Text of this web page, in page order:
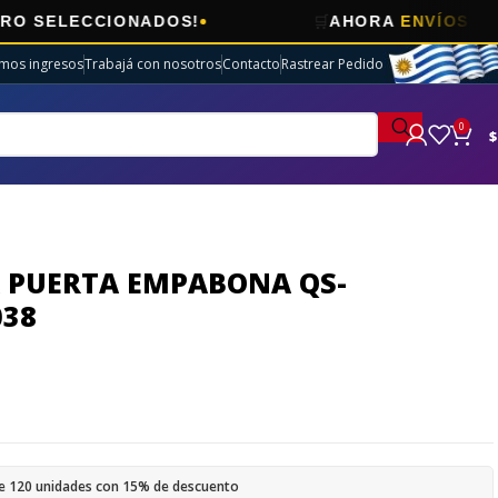
ENVÍOS GRATISEN
ingresosTrabajá con nosotrosContactoRastrear Pedido
0 $
EMPABONA QS-
120 unidades con 15% de descuento